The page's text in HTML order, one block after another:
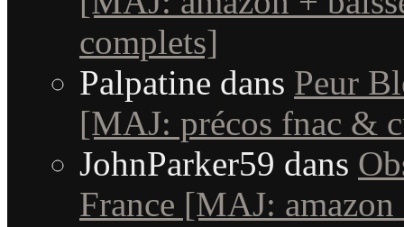
complets]
Palpatine dans Peur
[MAJ: précos fnac &
JohnParker59 dans
France [MAJ: